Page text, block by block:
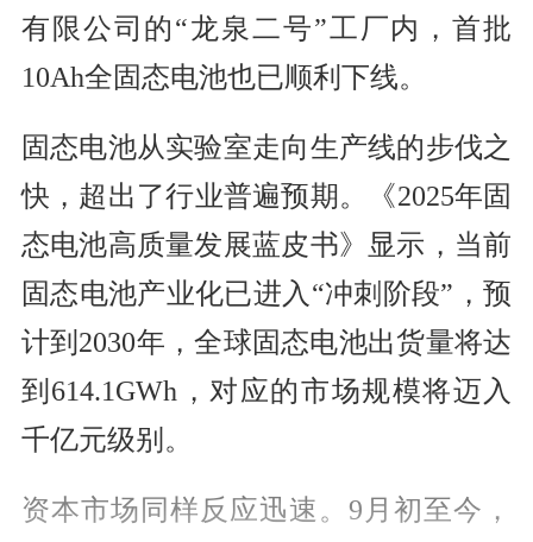
有限公司的“龙泉二号”工厂内，首批
10Ah全固态电池也已顺利下线。
固态电池从实验室走向生产线的步伐之
快，超出了行业普遍预期。《2025年固
态电池高质量发展蓝皮书》显示，当前
固态电池产业化已进入“冲刺阶段”，预
计到2030年，全球固态电池出货量将达
到614.1GWh，对应的市场规模将迈入
千亿元级别。
资本市场同样反应迅速。9月初至今，